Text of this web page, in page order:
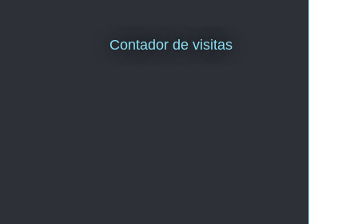
Contador de visitas